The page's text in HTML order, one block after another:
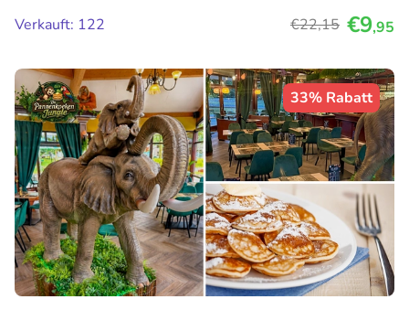
Verkauft: 122
€22,15 €9,95
33% Rabatt